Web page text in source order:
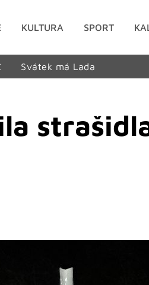
KULTURA SPORT
Svátek má Lada